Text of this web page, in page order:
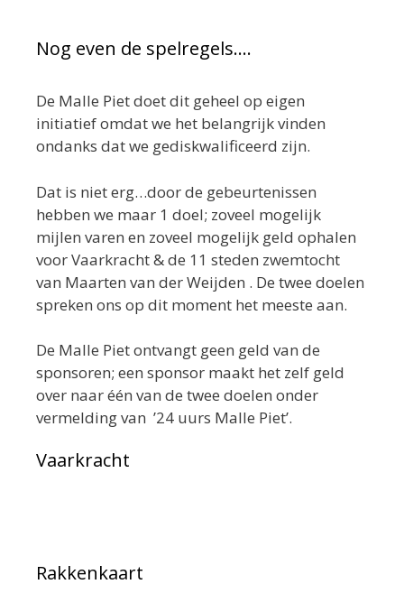
Nog even de spelregels….
De Malle Piet doet dit geheel op eigen
initiatief omdat we het belangrijk vinden
ondanks dat we gediskwalificeerd zijn.
Dat is niet erg…door de gebeurtenissen
hebben we maar 1 doel; zoveel mogelijk
mijlen varen en zoveel mogelijk geld ophalen
voor Vaarkracht & de 11 steden zwemtocht
van Maarten van der Weijden . De twee doelen
spreken ons op dit moment het meeste aan.
De Malle Piet ontvangt geen geld van de
sponsoren; een sponsor maakt het zelf geld
over naar één van de twee doelen onder
vermelding van ’24 uurs Malle Piet’.
Vaarkracht
Rakkenkaart